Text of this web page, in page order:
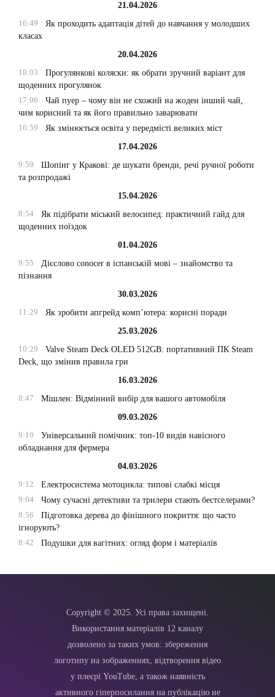
21.04.2026
16:49
Як проходить адаптація дітей до навчання у молодших
класах
20.04.2026
18:03
Прогулянкові коляски: як обрати зручний варіант для
щоденних прогулянок
17:06
Чай пуер – чому він не схожий на жоден інший чай,
чим корисний та як його правильно заварювати
16:59
Як змінюється освіта у передмісті великих міст
17.04.2026
9:59
Шопінг у Кракові: де шукати бренди, речі ручної роботи
та розпродажі
15.04.2026
8:54
Як підібрати міський велосипед: практичний гайд для
щоденних поїздок
01.04.2026
9:55
Дієслово conocer в іспанській мові – знайомство та
пізнання
30.03.2026
11:29
Як зробити апгрейд комп’ютера: корисні поради
25.03.2026
10:29
Valve Steam Deck OLED 512GB: портативний ПК Steam
Deck, що змінив правила гри
16.03.2026
8:47
Мішлен: Відмінний вибір для вашого автомобіля
09.03.2026
9:10
Універсальний помічник: топ-10 видів навісного
обладнання для фермера
04.03.2026
9:12
Електросистема мотоцикла: типові слабкі місця
9:04
Чому сучасні детективи та трилери стають бестселерами?
8:56
Підготовка дерева до фінішного покриття: що часто
ігнорують?
8:42
Подушки для вагітних: огляд форм і матеріалів
Copyright © 2025. Усі права захищені.
Використання матеріалів 12 каналу
дозволено за таких умов: збереження
логотипу на зображеннях, відтворення відео
у плеєрі YouTube, а також наявність
активного гіперпосилання на публікацію не